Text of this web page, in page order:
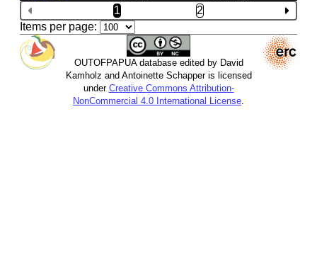
1
2
Items per page:
OUTOFPAPUA database edited by David
Kamholz and Antoinette Schapper is licensed
under Creative Commons Attribution-
NonCommercial 4.0 International License.